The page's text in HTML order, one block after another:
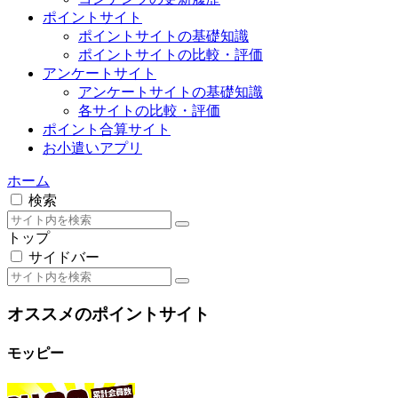
ポイント合算サイト
お小遣いアプリ
ホーム
トップ
サイドバー
オススメのポイントサイト
モッピー